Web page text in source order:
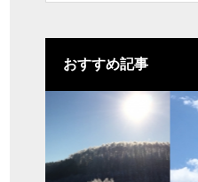
おすすめ記事